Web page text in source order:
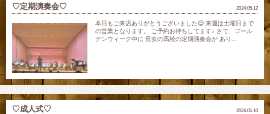
2024.05.12
♡定期演奏会♡
本日もご来店ありがとうございました😊 来週は土曜日まで
の営業となります。 ご予約お待ちしてます♪ さて、ゴール
デンウィーク中に 長女の高校の定期演奏会が あり...
2024.05.10
♡成人式♡